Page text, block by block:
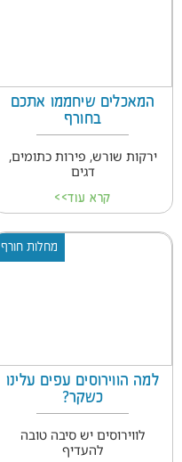
המאכלים שיחממו אתכם
בחורף
ירקות שורש, פירות כתומים,
דגים
קרא עוד>>
מחלות חורף
למה הווירוסים עפים עלינו
כשקר?
לווירוסים יש סיבה טובה
להעדיף